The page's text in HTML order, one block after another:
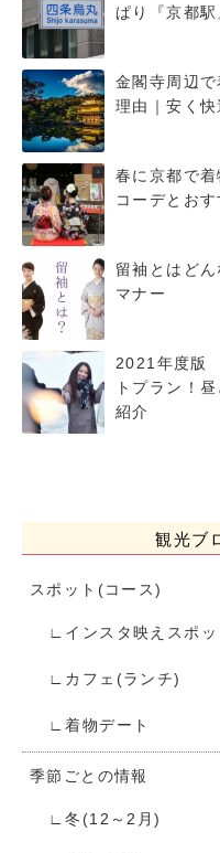
ぱり『京都
金閣寺周辺
理由｜安く
春に京都で
コーデとお
留袖とはど
マナー
2021年度版
トプラン！
紹介
観光ブ
スポット(コース)
インスタ映えスポッ
カフェ(ランチ)
着物デート
季節ごとの情報
冬(12～2月)